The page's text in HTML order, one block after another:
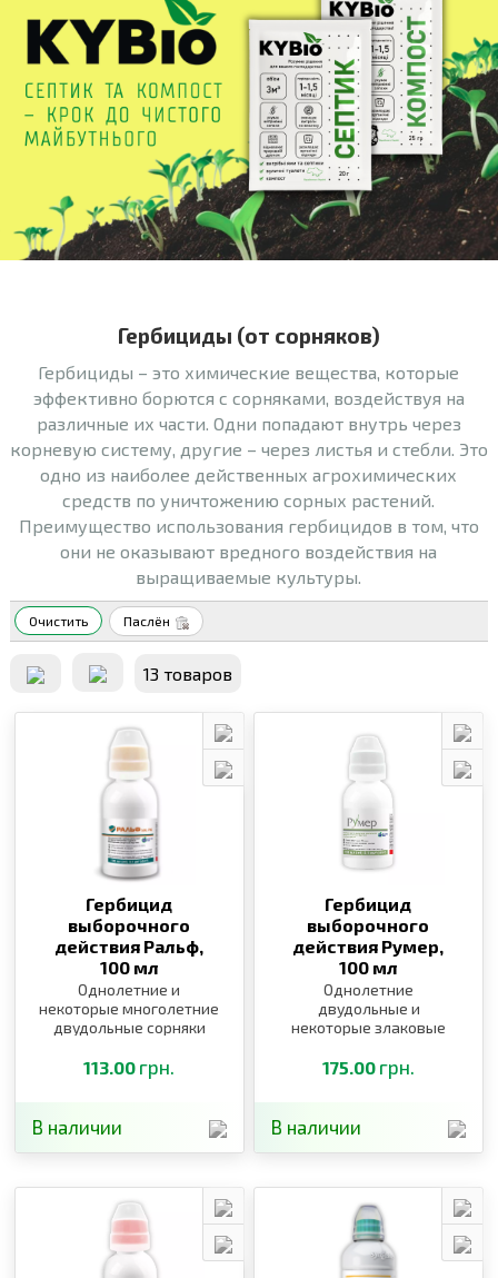
Гербициды (от сорняков)
Гербициды – это химические вещества, которые
эффективно борются с сорняками, воздействуя на
различные их части. Одни попадают внутрь через
корневую систему, другие – через листья и стебли. Это
одно из наиболее действенных агрохимических
средств по уничтожению сорных растений.
Преимущество использования гербицидов в том, что
они не оказывают вредного воздействия на
выращиваемые культуры.
Очистить Паслён
13 товаров
Гербицид
выборочного
действия Ральф,
100 мл
Однолетние и
некоторые многолетние
двудольные сорняки
113.00 грн.
В наличии
Гербицид
выборочного
действия Румер,
100 мл
Однолетние
двудольные и
некоторые злаковые
175.00 грн.
В наличии